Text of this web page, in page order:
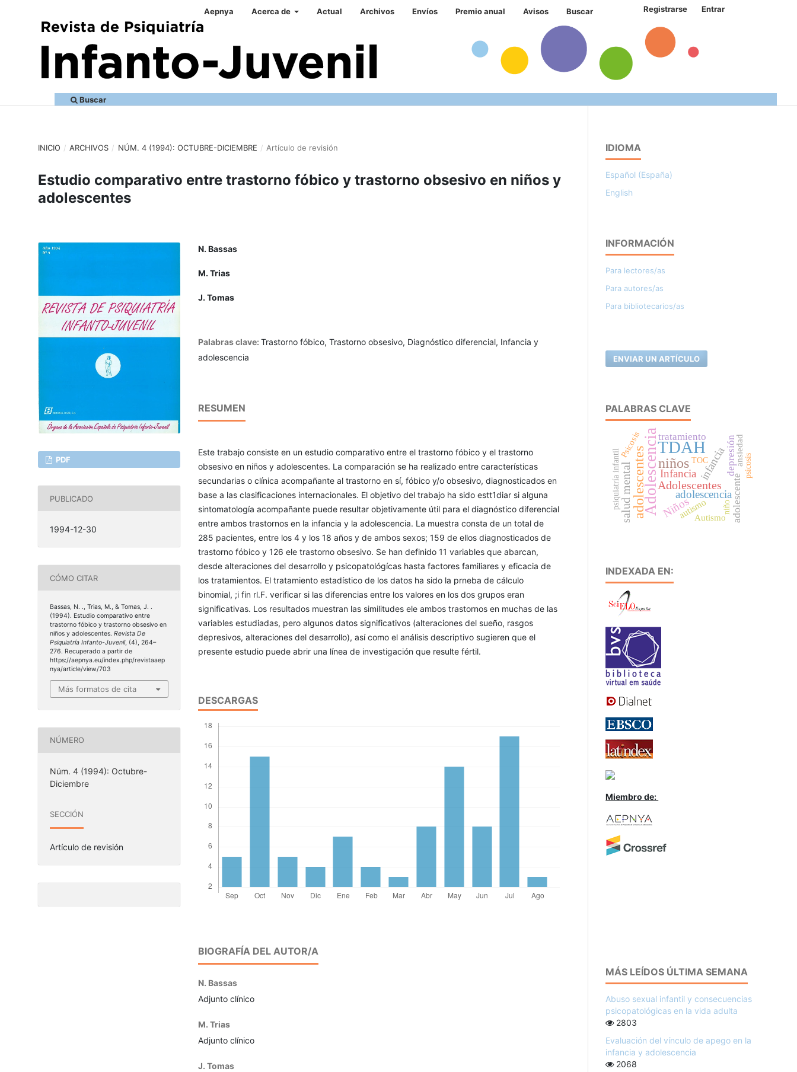
Aepnya Acerca de Actual Archivos Envíos Premio anual Avisos Buscar Registrarse Entrar
Buscar
INICIO / ARCHIVOS / NÚM. 4 (1994): OCTUBRE-DICIEMBRE / Artículo de revisión
Estudio comparativo entre trastorno fóbico y trastorno obsesivo en niños y
adolescentes
PDF
PUBLICADO
1994-12-30
CÓMO CITAR
Bassas, N. ., Trias, M., & Tomas, J. .
(1994). Estudio comparativo entre
trastorno fóbico y trastorno obsesivo en
niños y adolescentes. Revista De
Psiquiatría Infanto-Juvenil, (4), 264–
276. Recuperado a partir de
https://aepnya.eu/index.php/revistaaep
nya/article/view/703
Más formatos de cita
NÚMERO
Núm. 4 (1994): Octubre-
Diciembre
SECCIÓN
Artículo de revisión
N. Bassas
M. Trias
J. Tomas
Palabras clave: Trastorno fóbico, Trastorno obsesivo, Diagnóstico diferencial, Infancia y
adolescencia
RESUMEN
Este trabajo consiste en un estudio comparativo entre el trastorno fóbico y el trastorno
obsesivo en niños y adolescentes. La comparación se ha realizado entre características
secundarias o clínica acompañante al trastorno en sí, fóbico y/o obsesivo, diagnosticados en
base a las clasificaciones internacionales. El objetivo del trabajo ha sido estt1diar si alguna
sintomatología acompañante puede resultar objetivamente útil para el diagnóstico diferencial
entre ambos trastornos en la infancia y la adolescencia. La muestra consta de un total de
285 pacientes, entre los 4 y los 18 años y de ambos sexos; 159 de ellos diagnosticados de
trastorno fóbico y 126 ele trastorno obsesivo. Se han definido 11 variables que abarcan,
desde alteraciones del desarrollo y psicopatológícas hasta factores familiares y eficacia de
los tratamientos. El tratamiento estadístico de los datos ha sido la prneba de cálculo
binomial, ;i fin rl.F. verificar si las diferencias entre los valores en los dos grupos eran
significativas. Los resultados muestran las similitudes ele ambos trastornos en muchas de las
variables estudiadas, pero algunos datos significativos (alteraciones del sueño, rasgos
depresivos, alteraciones del desarrollo), así como el análisis descriptivo sugieren que el
presente estudio puede abrir una línea de investigación que resulte fértil.
DESCARGAS
BIOGRAFÍA DEL AUTOR/A
N. Bassas
Adjunto clínico
M. Trias
Adjunto clínico
J. Tomas
IDIOMA
Español (España)
English
INFORMACIÓN
Para lectores/as
Para autores/as
Para bibliotecarios/as
ENVIAR UN ARTÍCULO
PALABRAS CLAVE
TDAH
Adolescencianiños
adolescentes Adolescentes
salud mental
Infancia
adolescencia
Niños
infancia
adolescente
tratamiento depresión
autismoAutismo
Psicosis ansiedad
TOC psicosis
psiquiatría infantil niño
INDEXADA EN:
Miembro de:
MÁS LEÍDOS ÚLTIMA SEMANA
Abuso sexual infantil y consecuencias
psicopatológicas en la vida adulta
2803
Evaluación del vínculo de apego en la
infancia y adolescencia
2068